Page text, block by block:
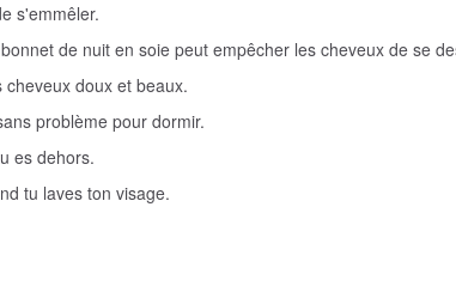
s'emmêler.
de nuit en soie peut empêcher les cheveux de se
doux et beaux.
problème pour dormir.
es dehors.
tu laves ton visage.